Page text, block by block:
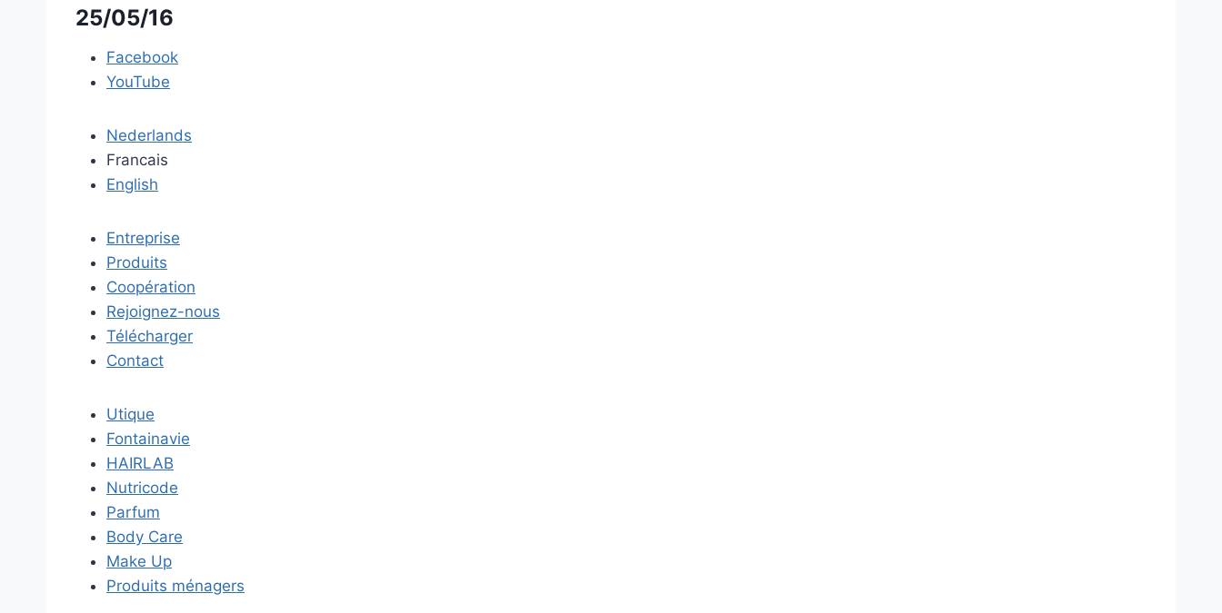
25/05/16
Facebook
YouTube
Nederlands
Francais
English
Entreprise
Produits
Coopération
Rejoignez-nous
Télécharger
Contact
Utique
Fontainavie
HAIRLAB
Nutricode
Parfum
Body Care
Make Up
Produits ménagers